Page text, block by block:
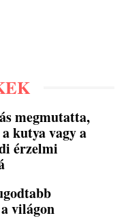
megmutatta,
kutya vagy a
érzelmi
világon